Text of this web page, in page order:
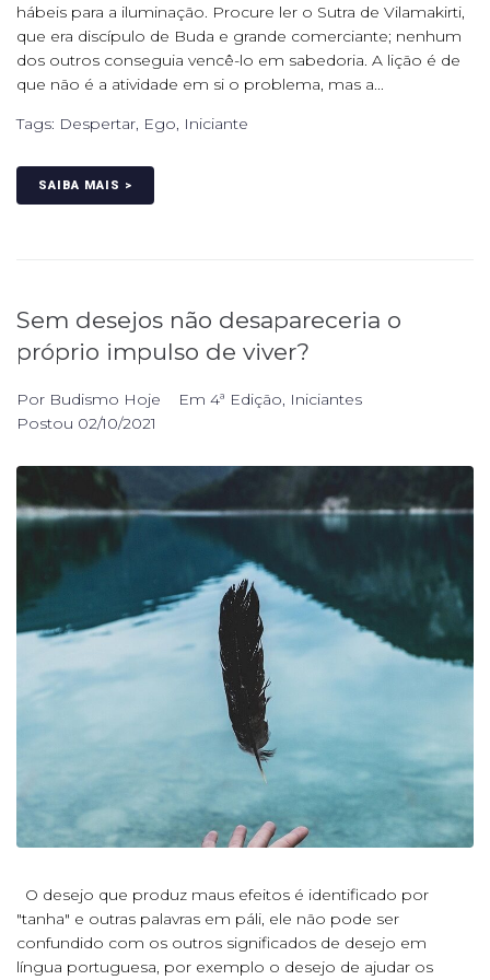
hábeis para a iluminação. Procure ler o Sutra de Vilamakirti,
que era discípulo de Buda e grande comerciante; nenhum
dos outros conseguia vencê-lo em sabedoria. A lição é de
que não é a atividade em si o problema, mas a...
Tags: Despertar, Ego, Iniciante
SAIBA MAIS >
Sem desejos não desapareceria o
próprio impulso de viver?
Por Budismo Hoje Em 4ª Edição, Iniciantes
Postou 02/10/2021
O desejo que produz maus efeitos é identificado por
"tanha" e outras palavras em páli, ele não pode ser
confundido com os outros significados de desejo em
língua portuguesa, por exemplo o desejo de ajudar os